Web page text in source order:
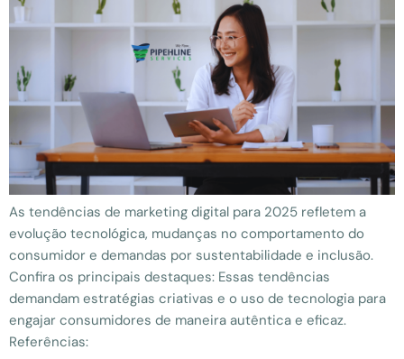
As tendências de marketing digital para 2025 refletem a
evolução tecnológica, mudanças no comportamento do
consumidor e demandas por sustentabilidade e inclusão.
Confira os principais destaques: Essas tendências
demandam estratégias criativas e o uso de tecnologia para
engajar consumidores de maneira autêntica e eficaz.
Referências: